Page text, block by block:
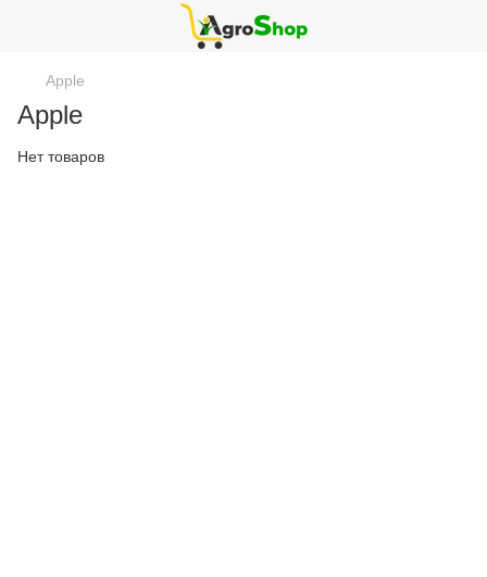
Apple
Apple
Нет товаров